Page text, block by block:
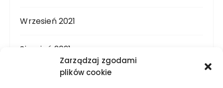
Zarządzaj zgodami
plików cookie
Wrzesień 2021
Sierpień 2021
Lipiec 2021